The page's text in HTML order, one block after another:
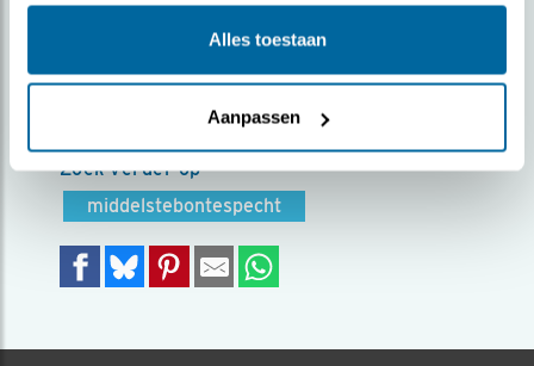
Alles toestaan
Aanpassen
zie je niet heel vaak en ik was blij deze voor de
Foto genomen in: Nationaal Park de
Zoek verder op
middelstebontespecht